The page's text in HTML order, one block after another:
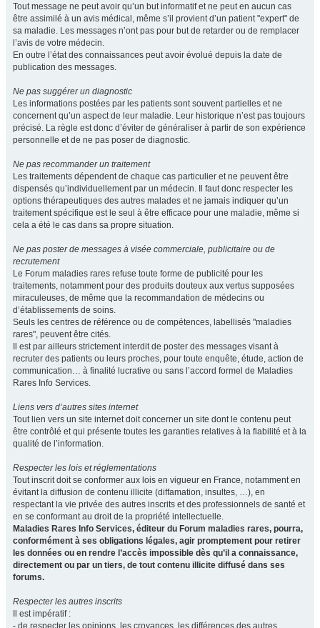
Tout message ne peut avoir qu’un but informatif et ne peut en aucun cas
être assimilé à un avis médical, même s’il provient d’un patient "expert" de
sa maladie. Les messages n’ont pas pour but de retarder ou de remplacer
l’avis de votre médecin.
En outre l’état des connaissances peut avoir évolué depuis la date de
publication des messages.
Ne pas suggérer un diagnostic
Les informations postées par les patients sont souvent partielles et ne
concernent qu’un aspect de leur maladie. Leur historique n’est pas toujours
précisé. La règle est donc d’éviter de généraliser à partir de son expérience
personnelle et de ne pas poser de diagnostic.
Ne pas recommander un traitement
Les traitements dépendent de chaque cas particulier et ne peuvent être
dispensés qu’individuellement par un médecin. Il faut donc respecter les
options thérapeutiques des autres malades et ne jamais indiquer qu’un
traitement spécifique est le seul à être efficace pour une maladie, même si
cela a été le cas dans sa propre situation.
Ne pas poster de messages à visée commerciale, publicitaire ou de
recrutement
Le Forum maladies rares refuse toute forme de publicité pour les
traitements, notamment pour des produits douteux aux vertus supposées
miraculeuses, de même que la recommandation de médecins ou
d’établissements de soins.
Seuls les centres de référence ou de compétences, labellisés "maladies
rares", peuvent être cités.
Il est par ailleurs strictement interdit de poster des messages visant à
recruter des patients ou leurs proches, pour toute enquête, étude, action de
communication… à finalité lucrative ou sans l’accord formel de Maladies
Rares Info Services.
Liens vers d’autres sites internet
Tout lien vers un site internet doit concerner un site dont le contenu peut
être contrôlé et qui présente toutes les garanties relatives à la fiabilité et à la
qualité de l’information.
Respecter les lois et réglementations
Tout inscrit doit se conformer aux lois en vigueur en France, notamment en
évitant la diffusion de contenu illicite (diffamation, insultes, …), en
respectant la vie privée des autres inscrits et des professionnels de santé et
en se conformant au droit de la propriété intellectuelle.
Maladies Rares Info Services, éditeur du Forum maladies rares, pourra,
conformément à ses obligations légales, agir promptement pour retirer
les données ou en rendre l’accès impossible dès qu’il a connaissance,
directement ou par un tiers, de tout contenu illicite diffusé dans ses
forums.
Respecter les autres inscrits
Il est impératif :
- de respecter les opinions, les croyances, les différences des autres